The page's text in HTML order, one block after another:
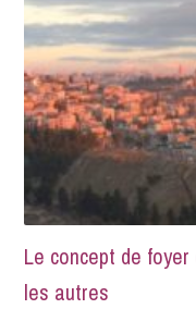
Le concept de
les autres